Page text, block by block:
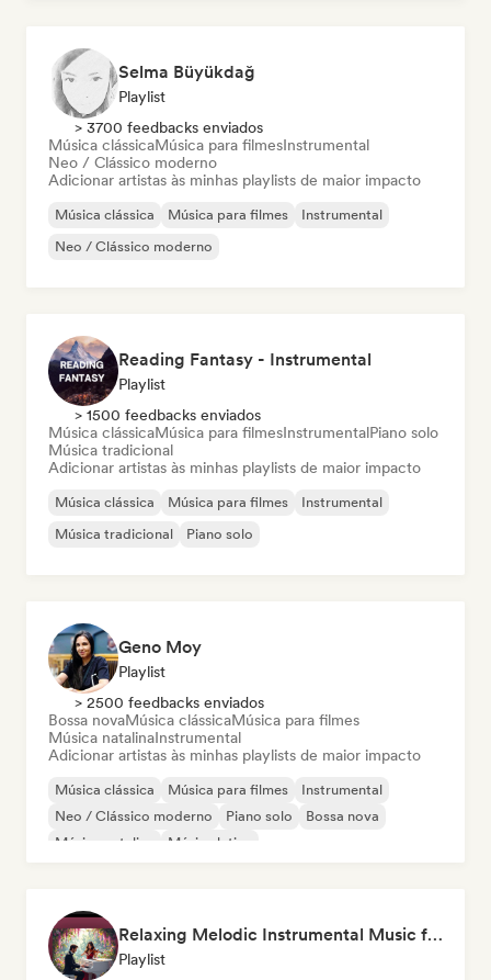
Selma Büyükdağ
Playlist
> 3700 feedbacks enviados
Música clássicaMúsica para filmesInstrumental
Neo / Clássico moderno
Adicionar artistas às minhas playlists de maior impacto
Música clássica Música para filmes
Instrumental
Neo / Clássico moderno
Reading Fantasy - Instrumental
Playlist
> 1500 feedbacks enviados
Música clássicaMúsica para filmesInstrumentalPiano solo
Música tradicional
Adicionar artistas às minhas playlists de maior impacto
Música clássica Música para filmes
Instrumental
Música tradicional
Piano solo
Geno Moy
Playlist
> 2500 feedbacks enviados
Bossa novaMúsica clássicaMúsica para filmes
Música natalinaInstrumental
Adicionar artistas às minhas playlists de maior impacto
Música clássica Música para filmes
Instrumental
Neo / Clássico moderno
Piano solo
Bossa nova
Música natalina
Música latina
Relaxing Melodic Instrumental Music for Reading and Studying
Playlist